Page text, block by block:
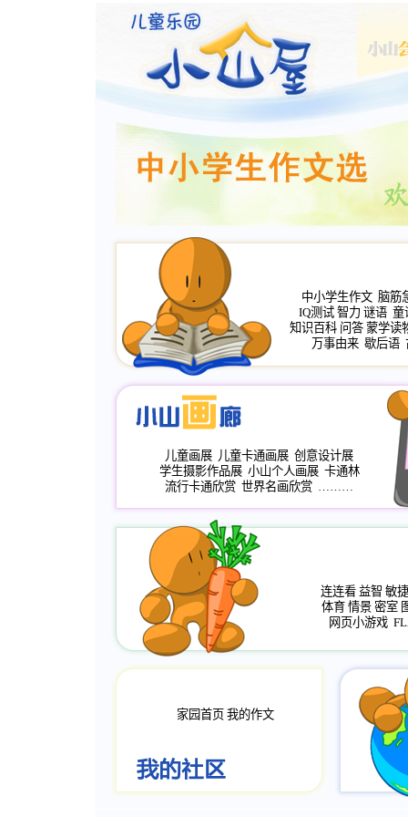
中小学生作文 脑筋
IQ测试 智力 谜语 童
知识百科 问答 蒙学读
万事由来 歇后语
儿童画展 儿童卡通画展 创意设计展
学生摄影作品展 小山个人画展 卡通林
流行卡通欣赏 世界名画欣赏 ………
连连看 益智 敏捷
体育 情景 密室
网页小游戏
家园首页 我的作文